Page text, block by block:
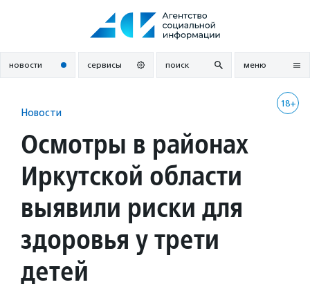
новости сервисы поиск меню
18+
Новости
Осмотры в районах
Иркутской области
выявили риски для
здоровья у трети
детей